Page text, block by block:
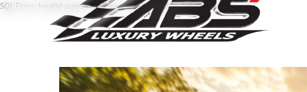
SQL Error: Invalid query: Unknown column 'ENL' in 'where clause'